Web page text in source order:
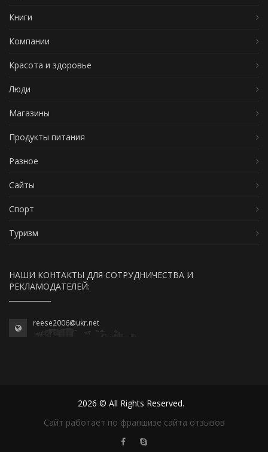
Книги
Компании
Красота и здоровье
Люди
Магазины
Продукты питания
Разное
Сайты
Спорт
Туризм
НАШИ КОНТАКТЫ ДЛЯ СОТРУДНИЧЕСТВА И
РЕКЛАМОДАТЕЛЕЙ:
reese2006@ukr.net
2026 © All Rights Reserved.
Сайт работает по франшизе сайта отзывов